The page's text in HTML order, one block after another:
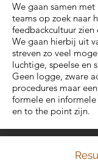
We gaan samen
teams op zoek naar
feedbackcultuur
We gaan hierbij uit
streven zo veel
luchtige, speelse en
Geen logge, zware
procedures maar
formele en
en to the point zijn.